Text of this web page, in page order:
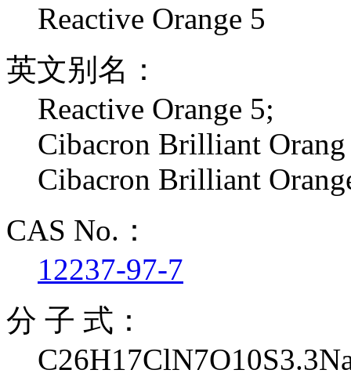
Reactive Orange 5
英文别名：
Reactive Orange 5;
Cibacron Brilliant
Cibacron Brilliant
CAS No.：
12237-97-7
分 子 式：